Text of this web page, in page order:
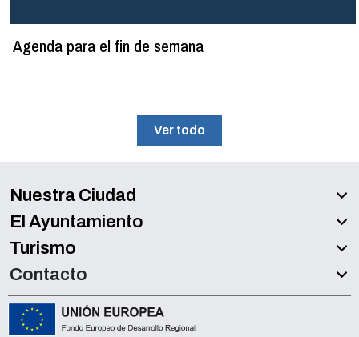
Agenda para el fin de semana
Ver todo
Nuestra Ciudad
El Ayuntamiento
Turismo
Contacto